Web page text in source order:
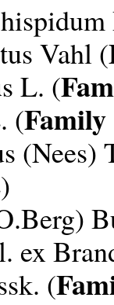
Vahl (
L. (
(Family
(Nees)
)
ex
(